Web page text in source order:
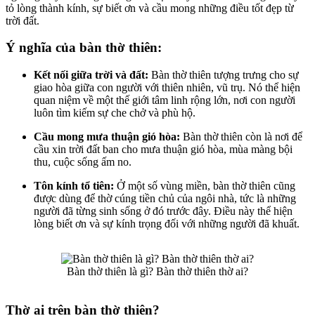
tỏ lòng thành kính, sự biết ơn và cầu mong những điều tốt đẹp từ
trời đất.
Ý nghĩa của bàn thờ thiên:
Kết nối giữa trời và đất: Bàn thờ thiên tượng trưng cho sự
giao hòa giữa con người với thiên nhiên, vũ trụ. Nó thể hiện
quan niệm về một thế giới tâm linh rộng lớn, nơi con người
luôn tìm kiếm sự che chở và phù hộ.
Cầu mong mưa thuận gió hòa: Bàn thờ thiên còn là nơi để
cầu xin trời đất ban cho mưa thuận gió hòa, mùa màng bội
thu, cuộc sống ấm no.
Tôn kính tổ tiên: Ở một số vùng miền, bàn thờ thiên cũng
được dùng để thờ cúng tiền chủ của ngôi nhà, tức là những
người đã từng sinh sống ở đó trước đây. Điều này thể hiện
lòng biết ơn và sự kính trọng đối với những người đã khuất.
Bàn thờ thiên là gì? Bàn thờ thiên thờ ai?
Thờ ai trên bàn thờ thiên?